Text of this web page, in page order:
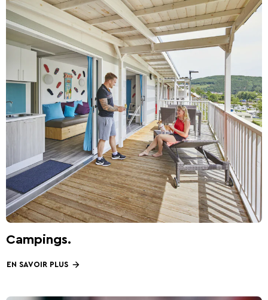
Ardennes
Campings.
EN SAVOIR PLUS